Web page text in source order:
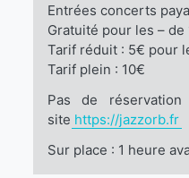
Entrées concerts
Gratuité pour les – de
Tarif réduit : 5€ pour
Tarif plein : 10€
Pas de
site https://jazzorb.fr
Sur place : 1 heure